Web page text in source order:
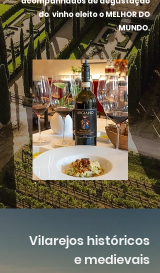
do vinho eleito o MELHOR DO
MUNDO.
Vilarejos históricos
e medievais